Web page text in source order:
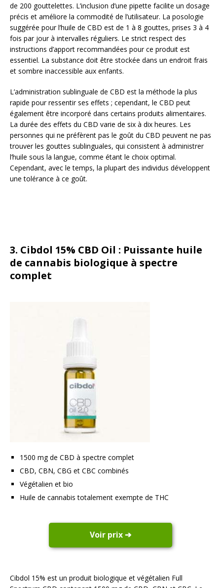
de 200 gouttelettes. L’inclusion d’une pipette facilite un dosage
précis et améliore la commodité de l’utilisateur. La posologie
suggérée pour l’huile de CBD est de 1 à 8 gouttes, prises 3 à 4
fois par jour à intervalles réguliers. Le strict respect des
instructions d’apport recommandées pour ce produit est
essentiel. La substance doit être stockée dans un endroit frais
et sombre inaccessible aux enfants.
L’administration sublinguale de CBD est la méthode la plus
rapide pour ressentir ses effets ; cependant, le CBD peut
également être incorporé dans certains produits alimentaires.
La durée des effets du CBD varie de six à dix heures. Les
personnes qui ne préfèrent pas le goût du CBD peuvent ne pas
trouver les gouttes sublinguales, qui consistent à administrer
l’huile sous la langue, comme étant le choix optimal.
Cependant, avec le temps, la plupart des individus développent
une tolérance à ce goût.
3. Cibdol 15% CBD Oil : Puissante huile
de cannabis biologique à spectre
complet
1500 mg de CBD à spectre complet
CBD, CBN, CBG et CBC combinés
Végétalien et bio
Huile de cannabis totalement exempte de THC
Voir prix ➔
Cibdol 15% est un produit biologique et végétalien Full